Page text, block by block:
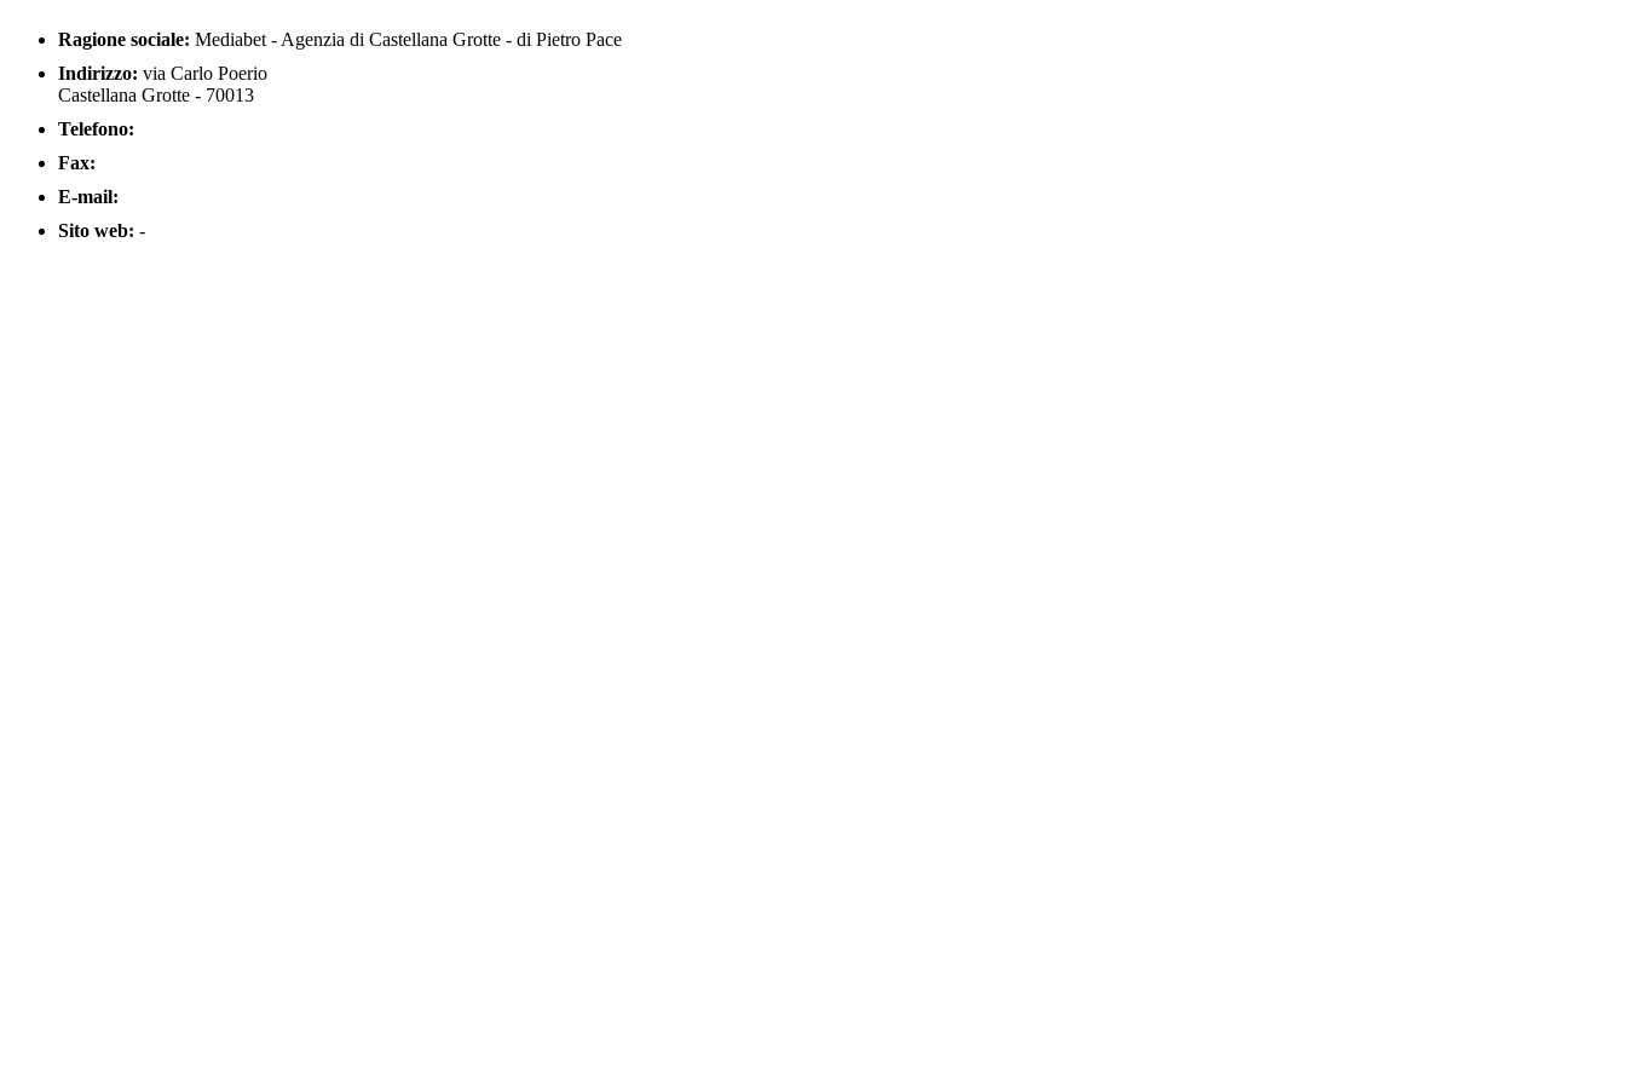
Ragione sociale: Mediabet - Agenzia di Castellana Grotte - di Pietro Pace
Indirizzo: via Carlo Poerio
Castellana Grotte - 70013
Telefono:
Fax:
E-mail:
Sito web: -